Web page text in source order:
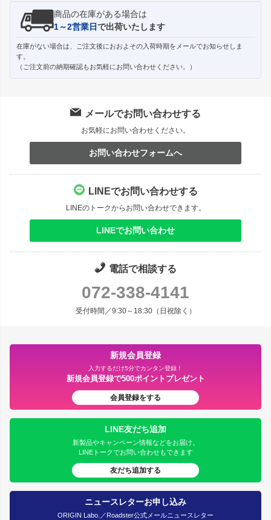
商品の在庫がある場合は
1～2営業日で出荷いたします
在庫がない場合は、ご注文後におおよその入荷時期をメールでお知らせしま
す。
（ご注文前の納期確認もお気軽にお問い合わせください。）
メールでお問い合わせする
お気軽にお問い合わせください。
お問い合わせフォームへ
LINEでお問い合わせする
LINEのトークからお問い合わせできます。
LINEでお問い合わせ
電話で相談する
072-338-4141
受付時間／9:30～18:30（日祝除く）
新規会員登録
入力するだけ5分でカンタン登録！
新規会員登録で500ポイントプレゼント
会員登録をする
LINE友だち追加
新製品やキャンペーン情報などをお届け。
LINEトークでお問い合わせもできます
友だち追加する
ニュースレターお申し込み
ORIGIN Labo.／Roadster公式メールニュースレター